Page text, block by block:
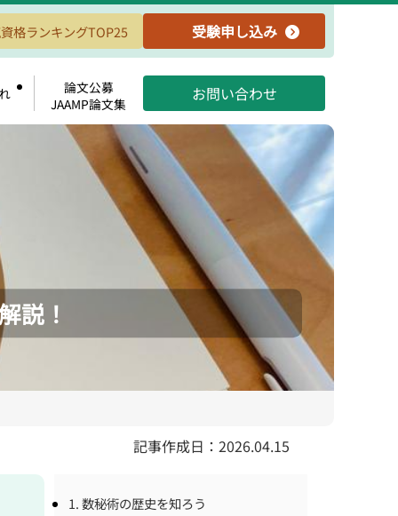
格ランキングTOP25 受験申し込み
論文公募
JAAMP論文集
お問い合わせ
説！
記事作成日：2026.04.15
1. 数秘術の歴史を知ろう